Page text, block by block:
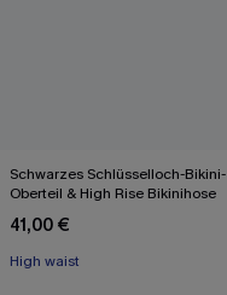
Schwarzes Schlüsselloch-Bikini-
Oberteil & High Rise Bikinihose
41,00 €
High waist